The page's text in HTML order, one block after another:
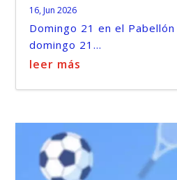
16, Jun 2026
Domingo 21 en el
domingo 21...
leer más